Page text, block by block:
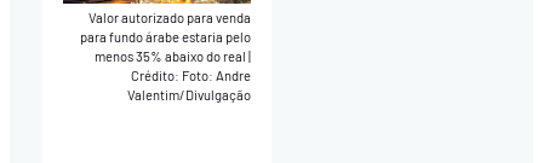
Valor autorizado para venda
para fundo árabe estaria pelo
menos 35% abaixo do real|
Crédito: Foto: Andre
Valentim/Divulgação